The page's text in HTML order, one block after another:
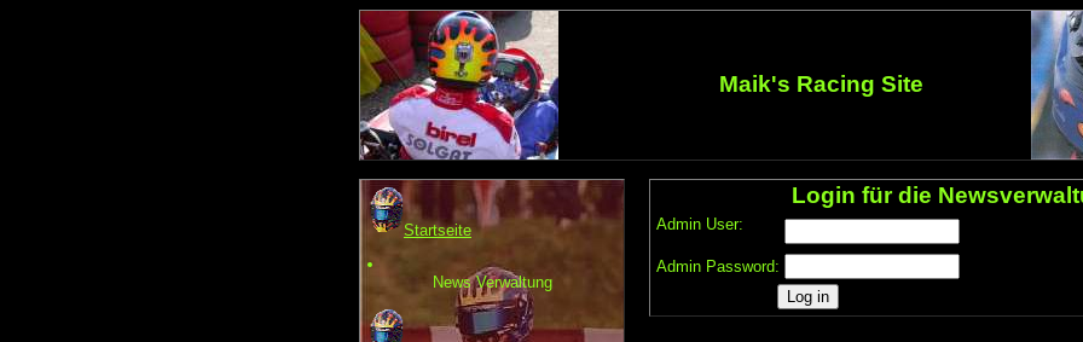
Maik's Racing Site
Startseite
News Verwaltung
Login für die
Admin User:
Admin Password: